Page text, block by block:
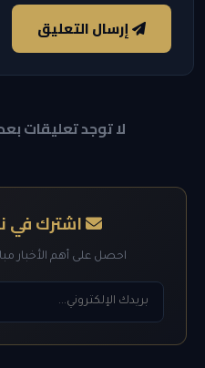
إرسال التعليق
لا توجد تعليقات
اشترك في
احصل على أهم الأخبار